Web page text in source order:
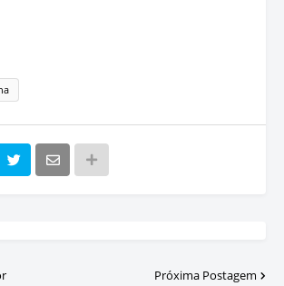
Próxima Postagem